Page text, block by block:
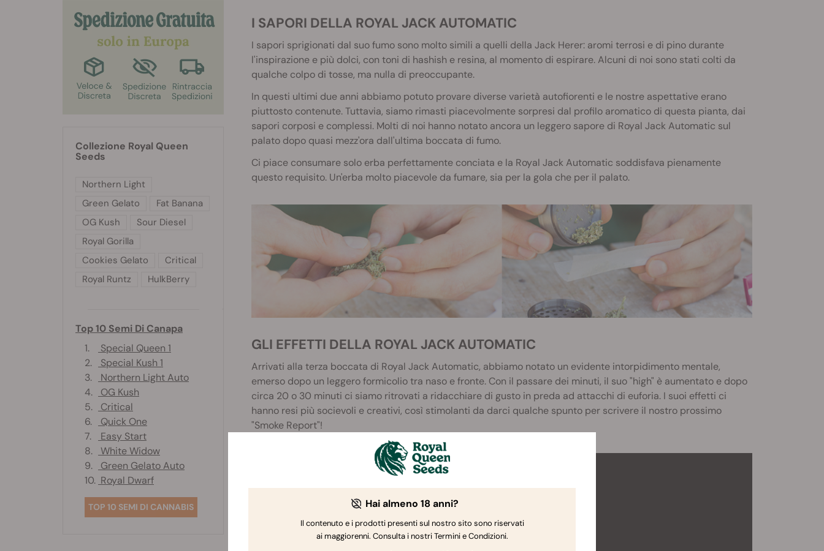
I SAPORI DELLA ROYAL JACK AUTOMATIC
I sapori sprigionati dal suo fumo sono molto simili a quelli della Jack Herer: aromi terrosi e di pino durante
l'inspirazione e più dolci, con toni di hashish e resina, al momento di espirare. Alcuni di noi sono stati colti da
qualche colpo di tosse, ma nulla di preoccupante.
In questi ultimi due anni abbiamo potuto provare diverse varietà autofiorenti e le nostre aspettative erano
piuttosto contenute. Tuttavia, siamo rimasti piacevolmente sorpresi dal profilo aromatico di questa pianta, dai
sapori corposi e complessi. Molti di noi hanno notato ancora un leggero sapore di Royal Jack Automatic sul
palato dopo quasi mezz'ora dall'ultima boccata di fumo.
Ci piace consumare solo erba perfettamente conciata e la Royal Jack Automatic soddisfava pienamente
questo requisito. Un'erba molto piacevole da fumare, sia per la gola che per il palato.
GLI EFFETTI DELLA ROYAL JACK AUTOMATIC
Arrivati alla terza boccata di Royal Jack Automatic, abbiamo notato un evidente intorpidimento mentale,
emerso dopo un leggero formicolio tra naso e fronte. Con il passare dei minuti, il suo "high" è aumentato e dopo
circa 20 o 30 minuti ci siamo ritrovati a ridacchiare di gusto in preda ad attacchi di euforia. I suoi effetti ci
hanno resi più socievoli e creativi, così stimolanti da darci qualche spunto per scrivere il nostro prossimo
"Smoke Report"!
Collezione Royal Queen
Seeds
Northern Light
Green Gelato
Fat Banana
OG Kush
Sour Diesel
Royal Gorilla
Cookies Gelato
Critical
Royal Runtz
HulkBerry
Top 10 Semi Di Canapa
1.
Special Queen 1
2.
Special Kush 1
3.
Northern Light Auto
4.
OG Kush
5.
Critical
6.
Quick One
7.
Easy Start
8.
White Widow
9.
Green Gelato Auto
10. Royal Dwarf
TOP 10 SEMI DI CANNABIS Hai almeno 18 anni?
Il contenuto e i prodotti presenti sul nostro sito sono riservati
ai maggiorenni. Consulta i nostri Termini e Condizioni.